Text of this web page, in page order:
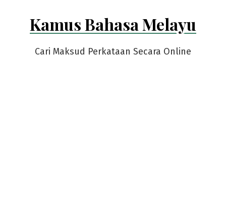
Kamus Bahasa Melayu
Cari Maksud Perkataan Secara Online